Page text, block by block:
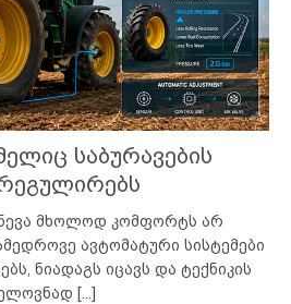
საბურავების
მხოლოდ კომფორტს არ
ავტომატური სისტემები
ნიადაგს იცავს და ტექნიკის
[...]